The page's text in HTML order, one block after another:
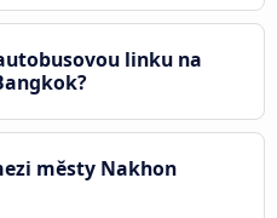
linku na
městy Nakhon